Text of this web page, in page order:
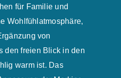
für Familie und
Wohlfühlatmosphäre,
von
den freien Blick in den
warm ist. Das